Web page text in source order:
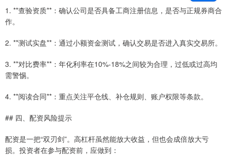
1. **查验资质**：确认公司是否具备工商注册信息，是否与正规券商合
作。
2. **测试实盘**：通过小额资金测试，确认交易是否进入真实交易所。
3. **对比费率**：年化利率在10%-18%之间较为合理，过低或过高均
需警惕。
4. **阅读合同**：重点关注平仓线、补仓规则、账户权限等条款。
## 四、配资风险提示
配资是一把“双刃剑”。高杠杆虽然能放大收益，但也会成倍放大亏
损。投资者在参与配资前，应做到：